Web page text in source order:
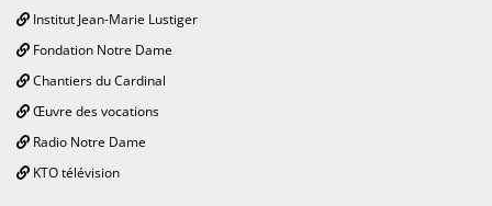
Institut Jean-Marie Lustiger
Fondation Notre Dame
Chantiers du Cardinal
Œuvre des vocations
Radio Notre Dame
KTO télévision